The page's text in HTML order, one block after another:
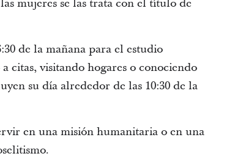
mujeres se las trata con el título de
de la mañana para el estudio
citas, visitando hogares o conociendo
su día alrededor de las 10:30 de la
en una misión humanitaria o en una